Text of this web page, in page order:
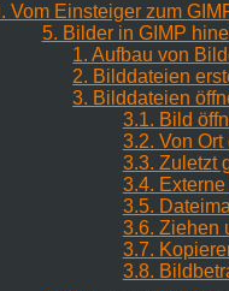
II. Vom Einsteiger zum
5. Bilder in GIMP
1. Aufbau von
2. Bilddateien
3. Bilddateien
3.1. Bild
3.2. Von Ort
3.3. Zuletzt
3.4.
3.5.
3.6. Ziehen
3.7.
3.8.